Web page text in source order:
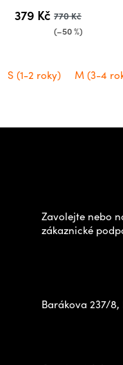
5
hvězdiček.
379 Kč 770 Kč
(–50 %)
S (1-2 roky) M (3-4
Zavolejte nebo
zákaznické
Barákova 237/8,